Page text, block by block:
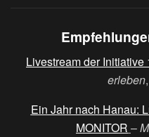
Livestream der Initiative
erleben
Ein Jahr nach Hanau:
MONITOR –